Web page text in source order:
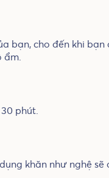
bạn, cho đến khi
phút.
khăn như nghệ sẽ